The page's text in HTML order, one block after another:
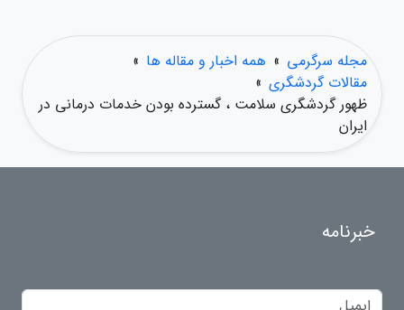
مجله سرگرمی » همه اخبار و مقاله ها »
مقالات گردشگری »
ظهور گردشگری سلامت ، گسترده بودن خدمات درمانی در
ایران
خبرنامه